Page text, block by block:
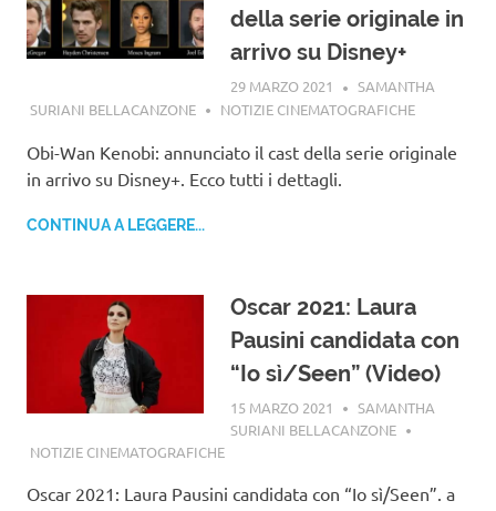
della serie originale in
arrivo su Disney+
29 MARZO 2021
SAMANTHA
SURIANI BELLACANZONE
NOTIZIE CINEMATOGRAFICHE
Obi-Wan Kenobi: annunciato il cast della serie originale
in arrivo su Disney+. Ecco tutti i dettagli.
CONTINUA A LEGGERE...
Oscar 2021: Laura
Pausini candidata con
“Io sì/Seen” (Video)
15 MARZO 2021
SAMANTHA
SURIANI BELLACANZONE
NOTIZIE CINEMATOGRAFICHE
Oscar 2021: Laura Pausini candidata con “Io sì/Seen”. a